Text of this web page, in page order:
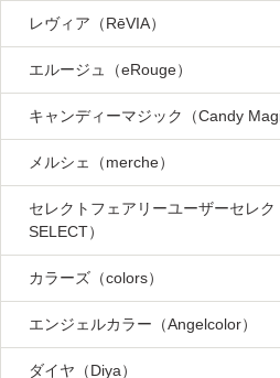
レヴィア（RēVIA）
エルージュ（eRouge）
キャンディーマジック（Candy
メルシェ（merche）
セレクトフェアリーユーザーセレ
SELECT）
カラーズ（colors）
エンジェルカラー（Angelcolor）
ダイヤ（Diya）